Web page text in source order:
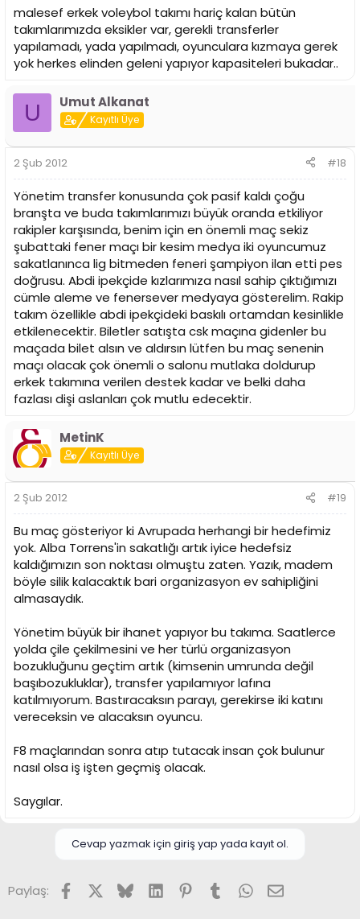
malesef erkek voleybol takımı hariç kalan bütün
takımlarımızda eksikler var, gerekli transferler
yapılamadı, yada yapılmadı, oyunculara kızmaya gerek
yok herkes elinden geleni yapıyor kapasiteleri bukadar..
U Umut Alkanat
Kayıtlı Üye
2 Şub 2012 #18
Yönetim transfer konusunda çok pasif kaldı çoğu
branşta ve buda takımlarımızı büyük oranda etkiliyor
rakipler karşısında, benim için en önemli maç sekiz
şubattaki fener maçı bir kesim medya iki oyuncumuz
sakatlanınca lig bitmeden feneri şampiyon ilan etti pes
doğrusu. Abdi ipekçide kızlarımıza nasıl sahip çıktığımızı
cümle aleme ve fenersever medyaya gösterelim. Rakip
takım özellikle abdi ipekçideki baskılı ortamdan kesinlikle
etkilenecektir. Biletler satışta csk maçına gidenler bu
maçada bilet alsın ve aldırsın lütfen bu maç senenin
maçı olacak çok önemli o salonu mutlaka doldurup
erkek takımına verilen destek kadar ve belki daha
fazlası dişi aslanları çok mutlu edecektir.
MetinK
Kayıtlı Üye
2 Şub 2012 #19
Bu maç gösteriyor ki Avrupada herhangi bir hedefimiz
yok. Alba Torrens'in sakatlığı artık iyice hedefsiz
kaldığımızın son noktası olmuştu zaten. Yazık, madem
böyle silik kalacaktık bari organizasyon ev sahipliğini
almasaydık.
Yönetim büyük bir ihanet yapıyor bu takıma. Saatlerce
yolda çile çekilmesini ve her türlü organizasyon
bozukluğunu geçtim artık (kimsenin umrunda değil
başıbozukluklar), transfer yapılamıyor lafına
katılmıyorum. Bastıracaksın parayı, gerekirse iki katını
vereceksin ve alacaksın oyuncu.
F8 maçlarından sonra atıp tutacak insan çok bulunur
nasıl olsa iş işten geçmiş olacak.
Saygılar.
Cevap yazmak için giriş yap yada kayıt ol.
Paylaş: FacebookX (Twitter)
BlueskyLinkedInPinterest
TumblrWhatsApp
E-posta